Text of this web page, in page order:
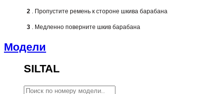
2 . Пропустите ремень к стороне шкива барабана
3 . Медленно поверните шкив барабана
Модели
SILTAL